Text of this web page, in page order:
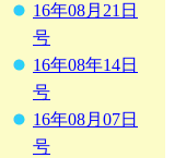
16年08月21日
号
16年08年14日
号
16年08月07日
号